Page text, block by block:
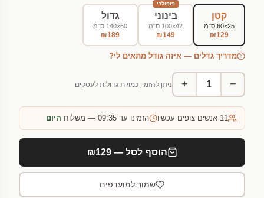
קטן
25×60 ס"מ
₪129
פופולרי
בינוני
42×100 ס"מ
₪149
גדול
60×140 ס"מ
₪189
מדריך גדלים — איזה גודל מתאים לי?
−
+ ניתן להזמין כמויות גדולות לעסקים
11 אנשים צופים עכשיו הזמינו עד 09:35 — משלוח היום
הוסף לסל — ₪129
שמור למועדפים